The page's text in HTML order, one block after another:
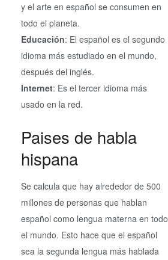
y el arte en español se consumen en
todo el planeta.
Educación: El español es el segundo
idioma más estudiado en el mundo,
después del inglés.
Internet: Es el tercer idioma más
usado en la red.
Paises de habla
hispana
Se calcula que hay alrededor de 500
millones de personas que hablan
español como lengua materna en todo
el mundo. Esto hace que el español
sea la segunda lengua más hablada